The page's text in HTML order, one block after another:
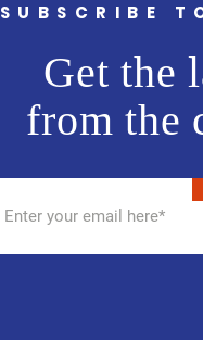
SUBSCRIBE
Get the
from the